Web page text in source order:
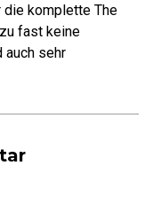
die komplette The
fast keine
auch sehr